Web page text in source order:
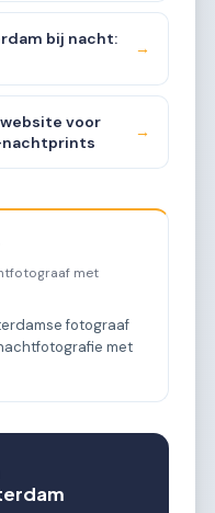
bij nacht:
→
voor
nachtprints
→
met
fotograaf
met